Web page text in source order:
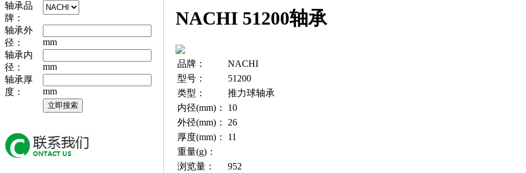
轴承品
牌：
轴承外
径：
mm
轴承内
径：
mm
轴承厚
度：
mm
NACHI 51200轴承
品牌：
NACHI
型号：
51200
类型：
推力球轴承
内径(mm)：
10
外径(mm)：
26
厚度(mm)：
11
重量(g)：
浏览量：
952